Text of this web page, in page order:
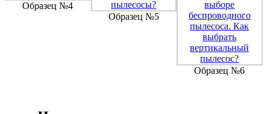
Образец №4
Образец №5
Образец №6